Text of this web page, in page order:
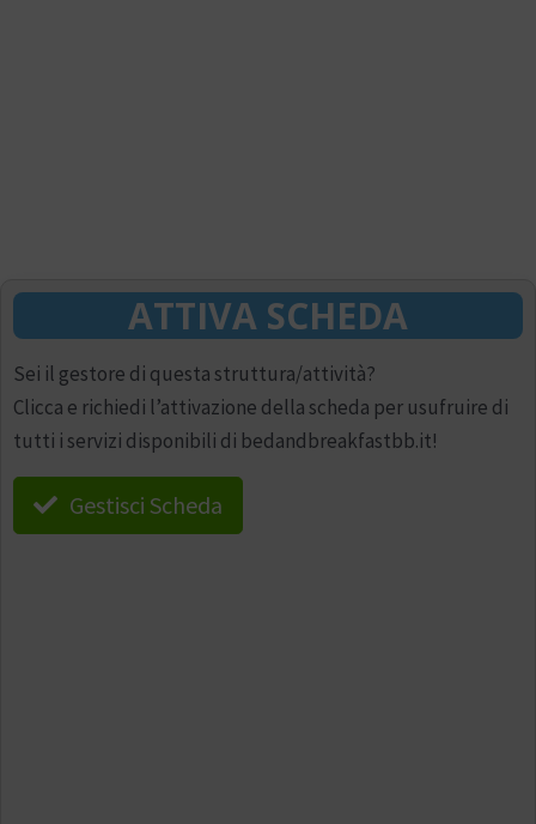
ATTIVA SCHEDA
Sei il gestore di questa struttura/attività?
Clicca e richiedi l’attivazione della scheda per usufruire di
tutti i servizi disponibili di bedandbreakfastbb.it!
Gestisci Scheda